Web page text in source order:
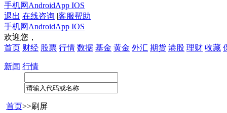
手机网 AndroidApp IOS
退出 在线咨询 |客服帮助
手机网 AndroidApp IOS
欢迎您，
首页 财经 股票 行情 数据 基金 黄金 外汇 期货 港股 理财 收藏
新闻 行情
首页>>刷屏